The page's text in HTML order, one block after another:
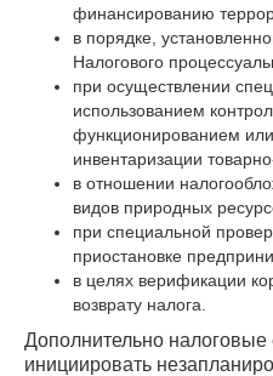
финансированию
в порядке,
Налогового
при осуществлении
использованием
функционированием
инвентаризации
в отношении
видов природных
при специальной
приостановке
в целях верификации
возврату налога.
Дополнительно налоговые
инициировать